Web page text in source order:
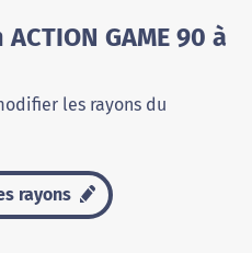
GAME 90 à
les rayons du
rayons